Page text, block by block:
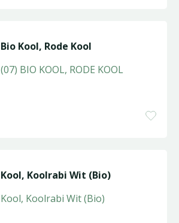
Bio Kool, Rode Kool
(07) BIO KOOL, RODE KOOL
Kool, Koolrabi Wit (Bio)
Kool, Koolrabi Wit (Bio)